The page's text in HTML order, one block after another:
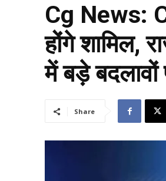
Cg News:
होंगे शामिल,
में बड़े बदलावों
Share